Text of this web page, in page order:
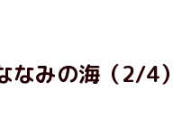
なみの海（2/4）